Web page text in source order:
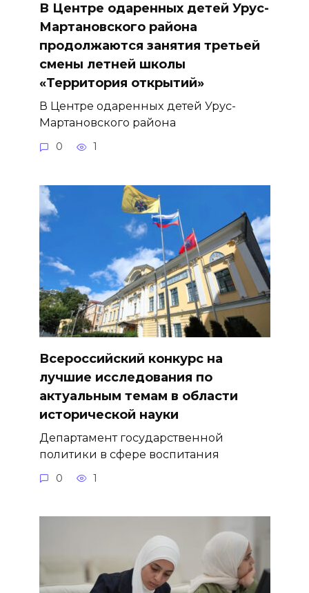
В Центре одаренных детей Урус-
Мартановского района
продолжаются занятия третьей
смены летней школы
«Территория открытий»
В Центре одаренных детей Урус-
Мартановского района
0 1
Всероссийский конкурс на
лучшие исследования по
актуальным темам в области
исторической науки
Департамент государственной
политики в сфере воспитания
0 1